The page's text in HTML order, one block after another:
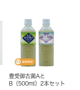
豊受御古菌Aと
B（500ml）2本セット